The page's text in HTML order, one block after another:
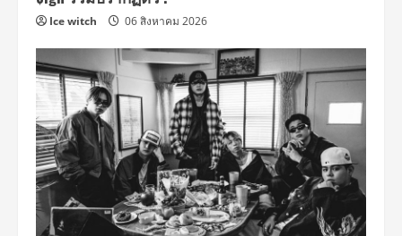
Ice witch 06 สิงหาคม 2026